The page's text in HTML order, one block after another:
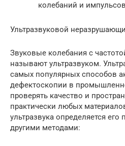
колебаний и
Ультразвуковой
Звуковые колебания с
называют ультразвуком.
самых популярных способов
дефектоскопии в
проверять качество и
практически любых
ультразвука определяется
другими методами: